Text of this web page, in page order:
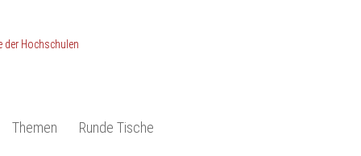
Themen Runde Tische